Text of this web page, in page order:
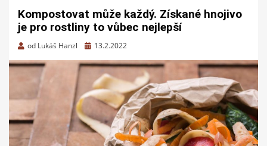
Kompostovat může každý. Získané hnojivo
je pro rostliny to vůbec nejlepší
od Lukáš Hanzl
Zveřejněno
13.2.2022